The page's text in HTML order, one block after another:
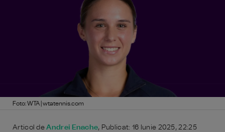
Foto: WTA | wtatennis.com
Articol deAndrei Enache, Publicat: 16 Iunie 2025, 22:25